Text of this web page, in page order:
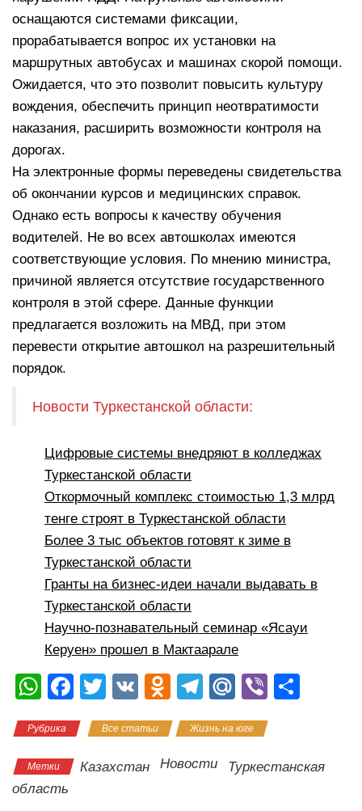
оснащаются системами фиксации,
прорабатывается вопрос их установки на
маршрутных автобусах и машинах скорой помощи.
Ожидается, что это позволит повысить культуру
вождения, обеспечить принцип неотвратимости
наказания, расширить возможности контроля на
дорогах.
На электронные формы переведены свидетельства
об окончании курсов и медицинских справок.
Однако есть вопросы к качеству обучения
водителей. Не во всех автошколах имеются
соответствующие условия. По мнению министра,
причиной является отсутствие государственного
контроля в этой сфере. Данные функции
предлагается возложить на МВД, при этом
перевести открытие автошкол на разрешительный
порядок.
Новости Туркестанской области:
Цифровые системы внедряют в колледжах
Туркестанской области
Откормочный комплекс стоимостью 1,3 млрд
тенге строят в Туркестанской области
Более 3 тыс объектов готовят к зиме в
Туркестанской области
Гранты на бизнес-идеи начали выдавать в
Туркестанской области
Научно-познавательный семинар «Ясауи
Керуен» прошел в Мактаарале
W
at
s
A
F
c
e
T
tt
er
V
O
n
o
T
e
gr
M
.R
u
Vi
а
Рубрика Все статьи Жизнь на юге
Метки Казахстан Новости
Туркестанская
область